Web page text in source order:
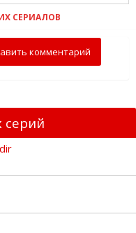
СЕРИАЛОВ
комментарий
серий